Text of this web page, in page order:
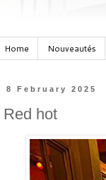
Home Nouveautés
8 February 2025
Red hot